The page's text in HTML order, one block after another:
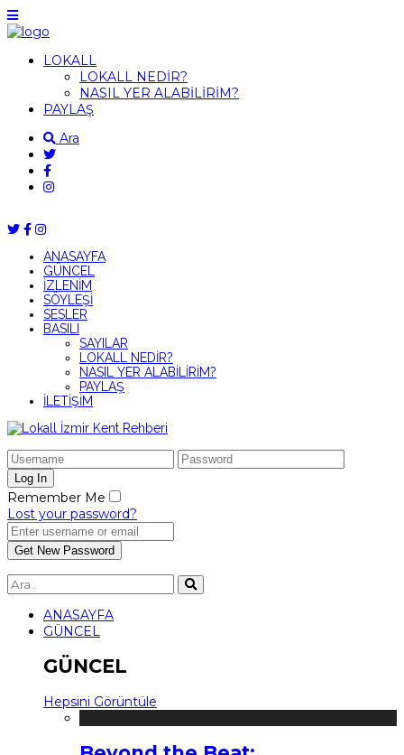
LOKALL
LOKALL NEDİR?
NASIL YER ALABİLİRİM?
PAYLAŞ
Ara
ANASAYFA
GÜNCEL
İZLENİM
SÖYLEŞİ
SESLER
BASILI
SAYILAR
LOKALL NEDİR?
NASIL YER ALABİLİRİM?
PAYLAŞ
İLETİŞİM
Remember Me
Lost your password?
ANASAYFA
GÜNCEL
GÜNCEL
Hepsini Görüntüle